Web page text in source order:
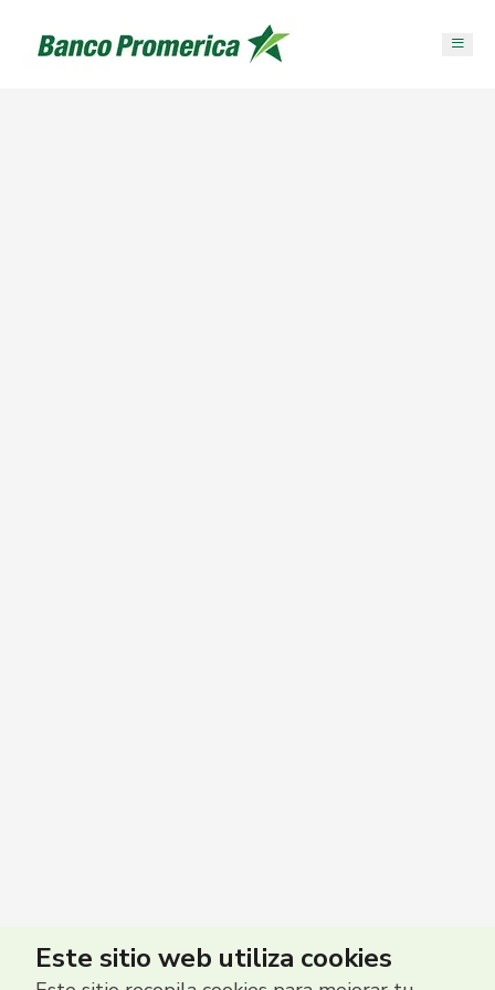
Este sitio web utiliza cookies